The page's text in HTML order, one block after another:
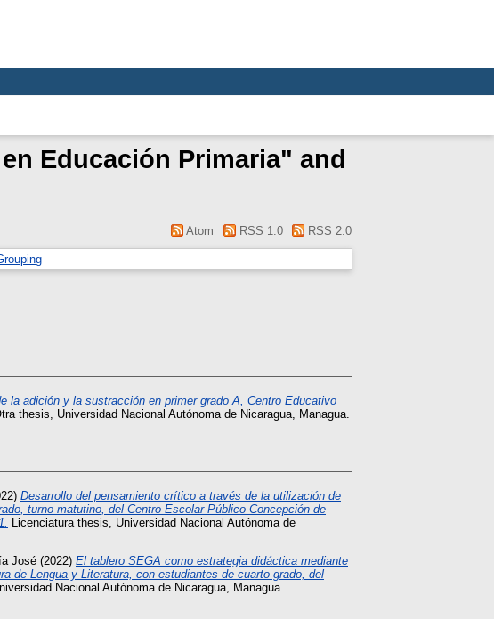
Educación Primaria" and
Atom RSS 1.0 RSS 2.0
la adición y la sustracción en primer grado A, Centro Educativo
thesis, Universidad Nacional Autónoma de Nicaragua, Managua.
Desarrollo del pensamiento crítico a través de la utilización de
turno matutino, del Centro Escolar Público Concepción de
Licenciatura thesis, Universidad Nacional Autónoma de
José (2022) El tablero SEGA como estrategia didáctica mediante
de Lengua y Literatura, con estudiantes de cuarto grado, del
Nacional Autónoma de Nicaragua, Managua.